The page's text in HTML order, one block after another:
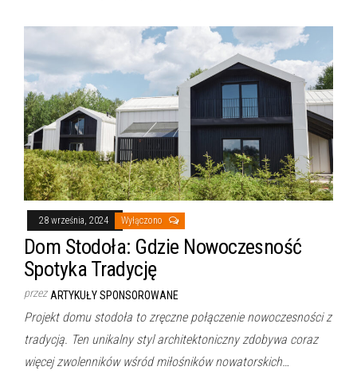
28 września, 2024 Wyłączono
Dom Stodoła: Gdzie Nowoczesność
Spotyka Tradycję
przez ARTYKUŁY SPONSOROWANE
Projekt domu stodoła to zręczne połączenie nowoczesności z
tradycją. Ten unikalny styl architektoniczny zdobywa coraz
więcej zwolenników wśród miłośników nowatorskich…